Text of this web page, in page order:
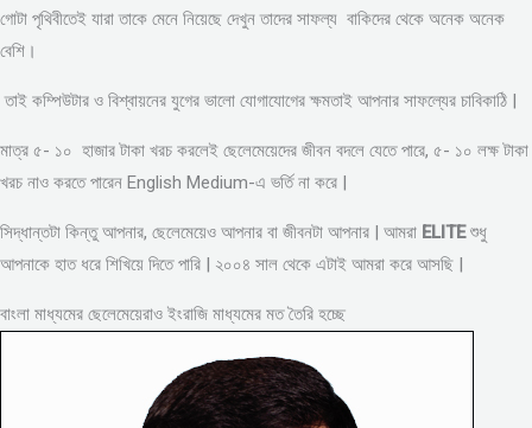
গোটা পৃথিবীতেই যারা তাকে মেনে নিয়েছে দেখুন তাদের সাফল্য বাকিদের থেকে অনেক অনেক
বেশি।
তাই কম্পিউটার ও বিশ্বায়নের যুগের ভালো যোগাযোগের ক্ষমতাই আপনার সাফল্যের চাবিকাঠি |
মাত্র ৫- ১০ হাজার টাকা খরচ করলেই ছেলেমেয়েদের জীবন বদলে যেতে পারে, ৫- ১০ লক্ষ টাকা
খরচ নাও করতে পারেন English Medium-এ ভর্তি না করে |
সিদ্ধান্তটা কিন্তু আপনার, ছেলেমেয়েও আপনার বা জীবনটা আপনার | আমরা ELITEশুধু
আপনাকে হাত ধরে শিখিয়ে দিতে পারি | ২০০৪ সাল থেকে এটাই আমরা করে আসছি |
বাংলা মাধ্যমের ছেলেমেয়েরাও ইংরাজি মাধ্যমের মত তৈরি হচ্ছে